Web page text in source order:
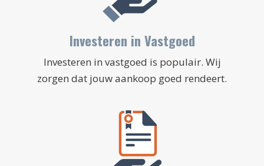
Investeren in Vastgoed
Investeren in vastgoed is populair. Wij
zorgen dat jouw aankoop goed rendeert.